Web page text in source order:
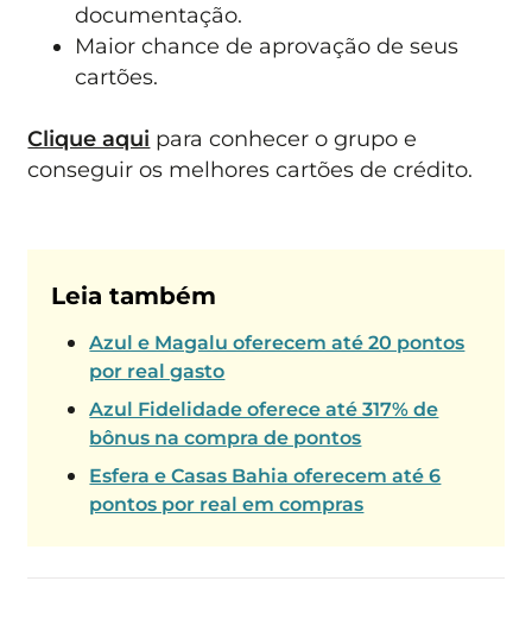
documentação.
Maior chance de aprovação de seus
cartões.
Clique aqui para conhecer o grupo e
conseguir os melhores cartões de crédito.
Leia também
Azul e Magalu oferecem até 20 pontos
por real gasto
Azul Fidelidade oferece até 317% de
bônus na compra de pontos
Esfera e Casas Bahia oferecem até 6
pontos por real em compras